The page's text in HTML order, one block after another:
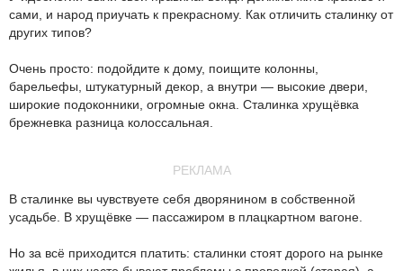
сами, и народ приучать к прекрасному. Как отличить сталинку от
других типов?
Очень просто: подойдите к дому, поищите колонны,
барельефы, штукатурный декор, а внутри — высокие двери,
широкие подоконники, огромные окна. Сталинка хрущёвка
брежневка разница колоссальная.
РЕКЛАМА
В сталинке вы чувствуете себя дворянином в собственной
усадьбе. В хрущёвке — пассажиром в плацкартном вагоне.
Но за всё приходится платить: сталинки стоят дорого на рынке